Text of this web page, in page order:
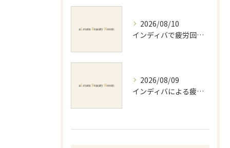
2026/08/10
インディバで疲労回復を実感する効果的な使い方大阪府交野市私部南のポイント
2026/08/09
インディバによる疲労回復方法と効果的な実感や持続のポイントを徹底解説